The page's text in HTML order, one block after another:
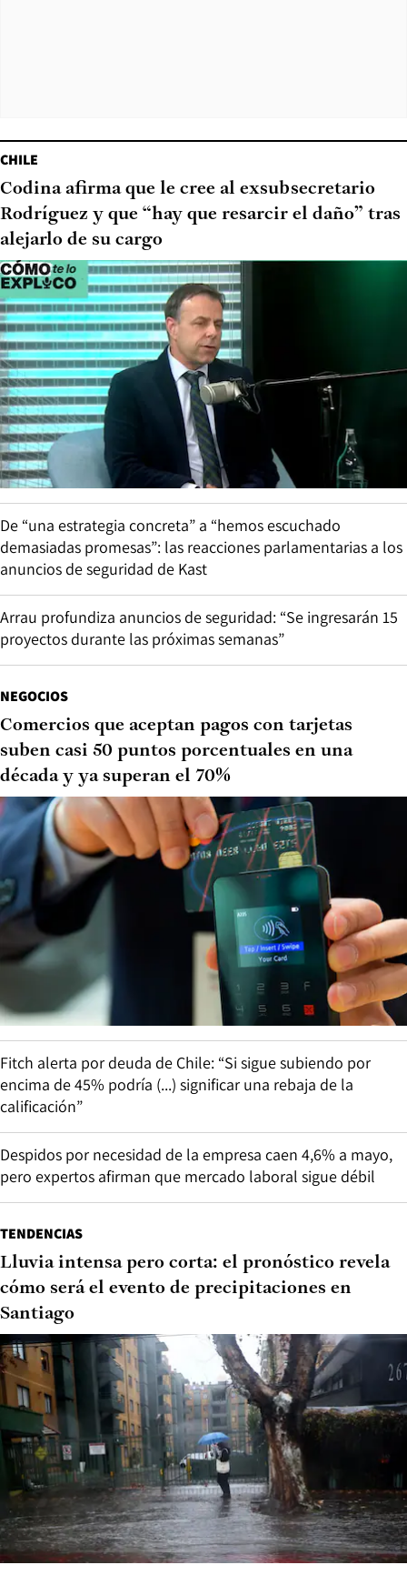
CHILE
Codina afirma que le cree al exsubsecretario
Rodríguez y que “hay que resarcir el daño” tras
alejarlo de su cargo
De “una estrategia concreta” a “hemos escuchado
demasiadas promesas”: las reacciones parlamentarias a los
anuncios de seguridad de Kast
Arrau profundiza anuncios de seguridad: “Se ingresarán 15
proyectos durante las próximas semanas”
NEGOCIOS
Comercios que aceptan pagos con tarjetas
suben casi 50 puntos porcentuales en una
década y ya superan el 70%
Fitch alerta por deuda de Chile: “Si sigue subiendo por
encima de 45% podría (...) significar una rebaja de la
calificación”
Despidos por necesidad de la empresa caen 4,6% a mayo,
pero expertos afirman que mercado laboral sigue débil
TENDENCIAS
Lluvia intensa pero corta: el pronóstico revela
cómo será el evento de precipitaciones en
Santiago